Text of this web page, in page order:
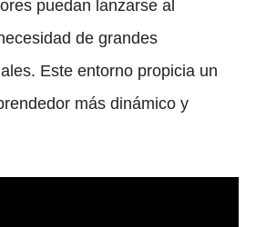
puedan lanzarse al
de grandes
Este entorno propicia un
más dinámico y